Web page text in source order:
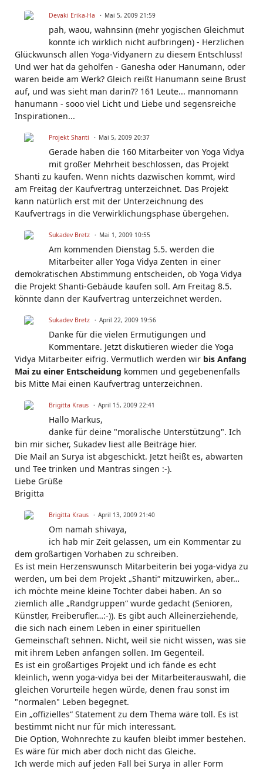
Devaki Erika-Ha Mai 5, 2009 21:59
pah, waou, wahnsinn (mehr yogischen Gleichmut
konnte ich wirklich nicht aufbringen) - Herzlichen
Glückwunsch allen Yoga-Vidyanern zu diesem Entschluss!
Und wer hat da geholfen - Ganesha oder Hanumann, oder
waren beide am Werk? Gleich reißt Hanumann seine Brust
auf, und was sieht man darin?? 161 Leute... mannomann
hanumann - sooo viel Licht und Liebe und segensreiche
Inspirationen...
Projekt Shanti Mai 5, 2009 20:37
Gerade haben die 160 Mitarbeiter von Yoga Vidya
mit großer Mehrheit beschlossen, das Projekt
Shanti zu kaufen. Wenn nichts dazwischen kommt, wird
am Freitag der Kaufvertrag unterzeichnet. Das Projekt
kann natürlich erst mit der Unterzeichnung des
Kaufvertrags in die Verwirklichungsphase übergehen.
Sukadev Bretz Mai 1, 2009 10:55
Am kommenden Dienstag 5.5. werden die
Mitarbeiter aller Yoga Vidya Zenten in einer
demokratischen Abstimmung entscheiden, ob Yoga Vidya
die Projekt Shanti-Gebäude kaufen soll. Am Freitag 8.5.
könnte dann der Kaufvertrag unterzeichnet werden.
Sukadev Bretz April 22, 2009 19:56
Danke für die vielen Ermutigungen und
Kommentare. Jetzt diskutieren wieder die Yoga
Vidya Mitarbeiter eifrig. Vermutlich werden wir bis Anfang
Mai zu einer Entscheidung kommen und gegebenenfalls
bis Mitte Mai einen Kaufvertrag unterzeichnen.
Brigitta Kraus April 15, 2009 22:41
Hallo Markus,
danke für deine "moralische Unterstützung". Ich
bin mir sicher, Sukadev liest alle Beiträge hier.
Die Mail an Surya ist abgeschickt. Jetzt heißt es, abwarten
und Tee trinken und Mantras singen :-).
Liebe Grüße
Brigitta
Brigitta Kraus April 13, 2009 21:40
Om namah shivaya,
ich hab mir Zeit gelassen, um ein Kommentar zu
dem großartigen Vorhaben zu schreiben.
Es ist mein Herzenswunsch Mitarbeiterin bei yoga-vidya zu
werden, um bei dem Projekt „Shanti“ mitzuwirken, aber…
ich möchte meine kleine Tochter dabei haben. An so
ziemlich alle „Randgruppen“ wurde gedacht (Senioren,
Künstler, Freiberufler…:-)). Es gibt auch Alleinerziehende,
die sich nach einem Leben in einer spirituellen
Gemeinschaft sehnen. Nicht, weil sie nicht wissen, was sie
mit ihrem Leben anfangen sollen. Im Gegenteil.
Es ist ein großartiges Projekt und ich fände es echt
kleinlich, wenn yoga-vidya bei der Mitarbeiterauswahl, die
gleichen Vorurteile hegen würde, denen frau sonst im
"normalen" Leben begegnet.
Ein „offizielles“ Statement zu dem Thema wäre toll. Es ist
bestimmt nicht nur für mich interessant.
Die Option, Wohnrechte zu kaufen bleibt immer bestehen.
Es wäre für mich aber doch nicht das Gleiche.
Ich werde mich auf jeden Fall bei Surya in aller Form